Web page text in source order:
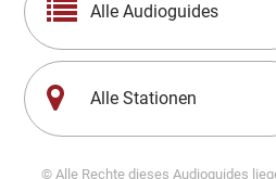
Alle Audioguides
Alle Stationen
© Alle Rechte dieses Audioguides